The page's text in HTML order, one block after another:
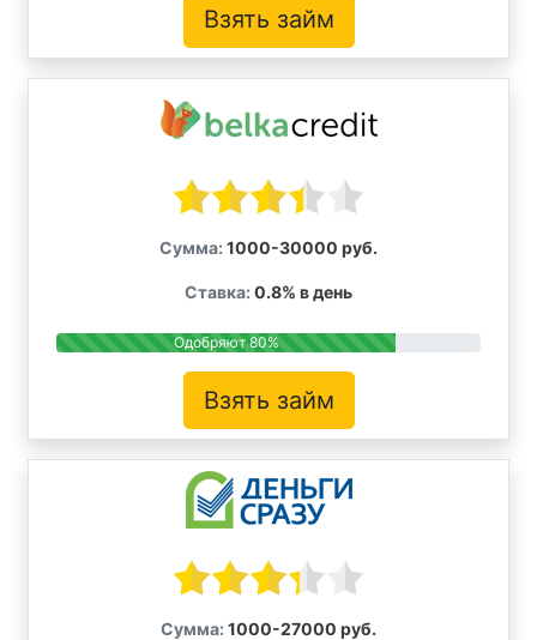
Взять займ
Сумма: 1000-30000 руб.
Ставка: 0.8% в день
Одобряют 80%
Взять займ
Сумма: 1000-27000 руб.